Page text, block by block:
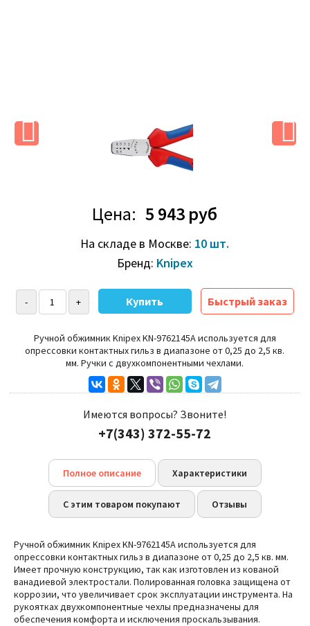
Цена: 5 943 руб
На складе в Москве: 10 шт.
Бренд: Knipex
Быстрый заказ
Ручной обжимник Knipex KN-9762145A используется для
опрессовки контактных гильз в диапазоне от 0,25 до 2,5 кв.
мм.Ручки с двухкомпонентными чехлами.
Имеются вопросы? Звоните!
+7(343) 372-55-72
Полное описание Характеристики
С этим товаром покупают Отзывы
Ручной обжимник Knipex KN-9762145A используется для
опрессовки контактных гильз в диапазоне от 0,25 до 2,5 кв. мм.
Имеет прочную конструкцию, так как изготовлен из кованой
ванадиевой электростали. Полированная головка защищена от
коррозии, что увеличивает срок эксплуатации инструмента. На
рукоятках двухкомпонентные чехлы предназначены для
обеспечения комфорта и исключения проскальзывания.